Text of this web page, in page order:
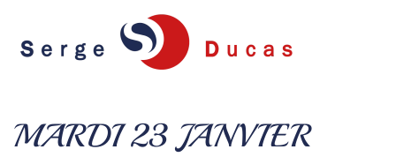
Skip to main content
MARDI 23 JANVIER